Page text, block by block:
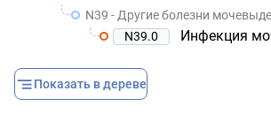
N39 - Другие болезни
N39.0
Инфекция мочевыводящих
Показать в дереве